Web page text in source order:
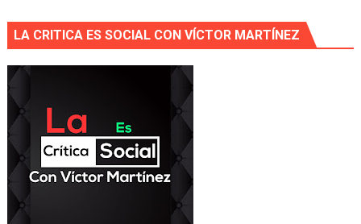
LA CRITICA ES SOCIAL CON VÍCTOR MARTÍNEZ